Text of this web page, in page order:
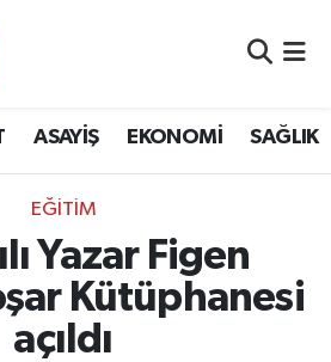
ASAYİŞ EKONOMİ SAĞLIK
EĞİTİM
Yazar Figen
Kütüphanesi
açıldı
Durumu ve Fikstür